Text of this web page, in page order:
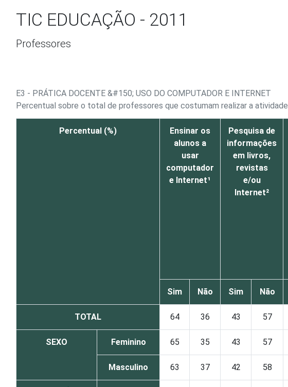
TIC EDUCAÇÃO - 2011
Professores
E3 - PRÁTICA DOCENTE &#150; USO DO COMPUTADOR E INTERNET
Percentual sobre o total de professores que costumam realizar a atividade
Percentual (%)
Ensinar os
alunos a
usar
computador
e Internet¹
Pesquisa de
informações
em livros,
revistas
e/ou
Internet²
Sim Não Sim Não
TOTAL 64 36 43 57
SEXO Feminino 65 35 43 57
Masculino 63 37 42 58